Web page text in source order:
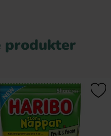
produkter